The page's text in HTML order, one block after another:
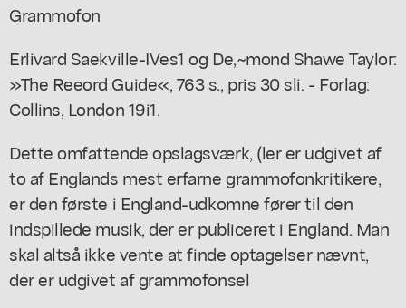
Grammofon
Erlivard Saekville-IVes1 og De,~mond Shawe Taylor:
»The Reeord Guide«, 763 s., pris 30 sli. - Forlag:
Collins, London 19i1.
Dette omfattende opslagsværk, (ler er udgivet af
to af Englands mest erfarne grammofonkritikere,
er den første i England-udkomne fører til den
indspillede musik, der er publiceret i England. Man
skal altså ikke vente at finde optagelser nævnt,
der er udgivet af grammofonsel